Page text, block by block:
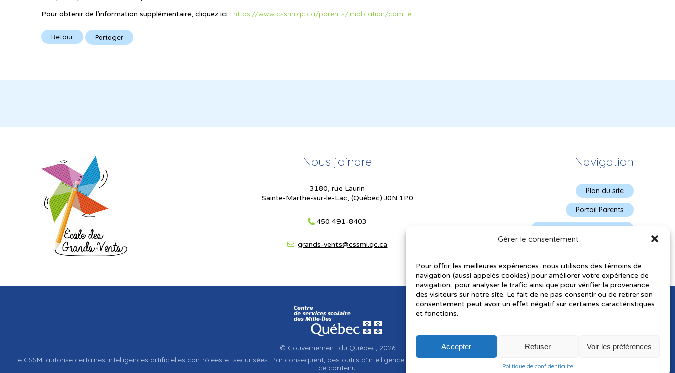
Gérer le consentement
Pour offrir les meilleures expériences, nous utilisons des témoins de
navigation (aussi appelés cookies) pour améliorer votre expérience de
navigation, pour analyser le trafic ainsi que pour vérifier la provenance
des visiteurs sur notre site. Le fait de ne pas consentir ou de retirer son
consentement peut avoir un effet négatif sur certaines caractéristiques
et fonctions.
Accepter Refuser Voir les préférences
Politique de confidentialité
Pour obtenir de l’information supplémentaire, cliquez ici : https://www.cssmi.qc.ca/parents/implication/comite...
Retour Partager
Nous joindre
3180, rue Laurin
Sainte-Marthe-sur-le-Lac, (Québec) J0N 1P0
450 491-8403
grands-vents@cssmi.qc.ca
Navigation
Plan du site
Portail Parents
Plainte – service à l’élève
© Gouvernement du Québec, 2026
Le CSSMI autorise certaines intelligences artificielles contrôlées et sécurisées. Par conséquent, des outils d’intelligence artificielle autorisés pourraient avoir été utilisés pour soutenir la rédaction de
ce contenu.